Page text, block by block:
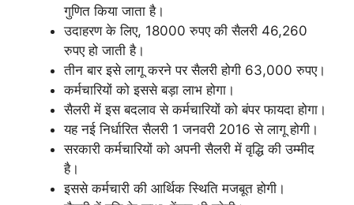
गुणित किया जाता है।
उदाहरण के लिए, 18000 रुपए की सैलरी 46,260
रुपए हो जाती है।
तीन बार इसे लागू करने पर सैलरी होगी 63,000 रुपए।
कर्मचारियों को इससे बड़ा लाभ होगा।
सैलरी में इस बदलाव से कर्मचारियों को बंपर फायदा होगा।
यह नई निर्धारित सैलरी 1 जनवरी 2016 से लागू होगी।
सरकारी कर्मचारियों को अपनी सैलरी में वृद्धि की उम्मीद
है।
इससे कर्मचारी की आर्थिक स्थिति मजबूत होगी।